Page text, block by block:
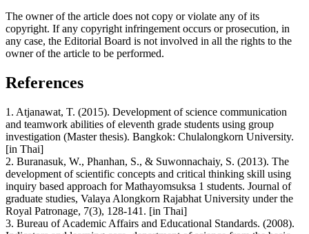
The owner of the article does not copy or violate any of its
copyright. If any copyright infringement occurs or prosecution, in
any case, the Editorial Board is not involved in all the rights to the
owner of the article to be performed.
References
1. Atjanawat, T. (2015). Development of science communication
and teamwork abilities of eleventh grade students using group
investigation (Master thesis). Bangkok: Chulalongkorn University.
[in Thai]
2. Buranasuk, W., Phanhan, S., & Suwonnachaiy, S. (2013). The
development of scientific concepts and critical thinking skill using
inquiry based approach for Mathayomsuksa 1 students. Journal of
graduate studies, Valaya Alongkorn Rajabhat University under the
Royal Patronage, 7(3), 128-141. [in Thai]
3. Bureau of Academic Affairs and Educational Standards. (2008).